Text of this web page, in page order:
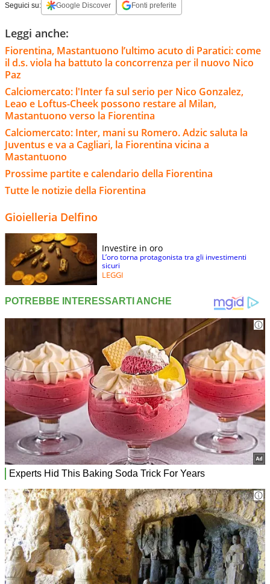
Seguici su: Google Discover Fonti preferite
Leggi anche:
Fiorentina, Mastantuono l’ultimo acuto di Paratici: come
il d.s. viola ha battuto la concorrenza per il nuovo Nico
Paz
Calciomercato: l'Inter fa sul serio per Nico Gonzalez,
Leao e Loftus-Cheek possono restare al Milan,
Mastantuono verso la Fiorentina
Calciomercato: Inter, mani su Romero. Adzic saluta la
Juventus e va a Cagliari, la Fiorentina vicina a
Mastantuono
Prossime partite e calendario della Fiorentina
Tutte le notizie della Fiorentina
Gioielleria Delfino
Investire in oro
L’oro torna protagonista tra gli investimenti
sicuri
LEGGI